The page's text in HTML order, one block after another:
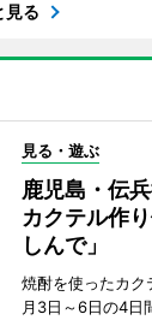
見る
見る・遊ぶ
鹿児島・伝
カクテル作
しんで」
焼酎を使ったカク
月3日～6日の4日